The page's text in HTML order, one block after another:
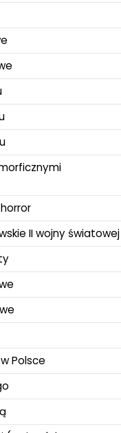
II wojny światowej
Polsce